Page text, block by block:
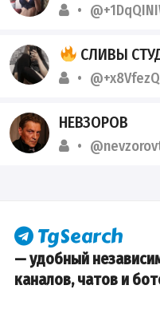
СЛИВЫ
НЕВЗОРОВ
— удобный
каналов, чатов и